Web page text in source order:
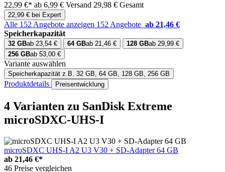
22,99 €* ab 6,99 € Versand 29,98 € Gesamt
22,99 € bei Expert
Alle 152 Angebote anzeigen 152 Angebote ab 21,46 €
Speicherkapazität
32 GBab 23,54 € 64 GBab 21,46 € 128 GBab 29,99 €
256 GBab 53,00 €
Variante auswählen
Speicherkapazität z.B. 32 GB, 64 GB, 128 GB, 256 GB
Produktdetails Preisentwicklung
4 Varianten zu SanDisk Extreme
microSDXC-UHS-I
microSDXC UHS-I A2 U3 V30 + SD-Adapter 64 GB
ab 21,46 €*
46 Preise vergleichen